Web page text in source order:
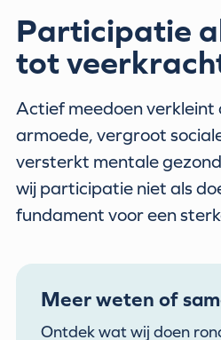
Meer weten of
Ontdek wat wij doen
Participatie
tot
Actief meedoen verkleint
armoede, vergroot
versterkt mentale
wij participatie niet als
fundament voor een